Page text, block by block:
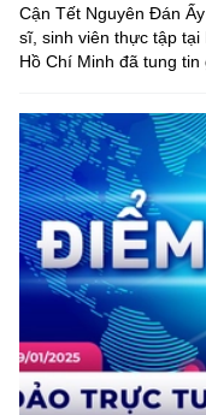
website này)
Cận Tết Nguyên Đán
sĩ, sinh viên thực tập
Hồ Chí Minh đã tung tin